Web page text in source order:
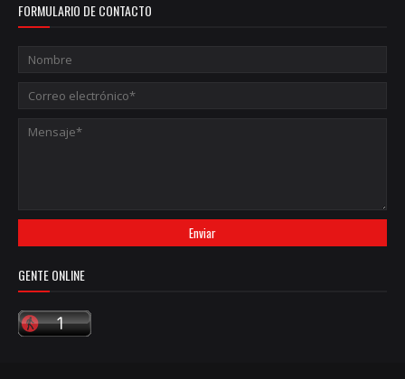
FORMULARIO DE CONTACTO
GENTE ONLINE